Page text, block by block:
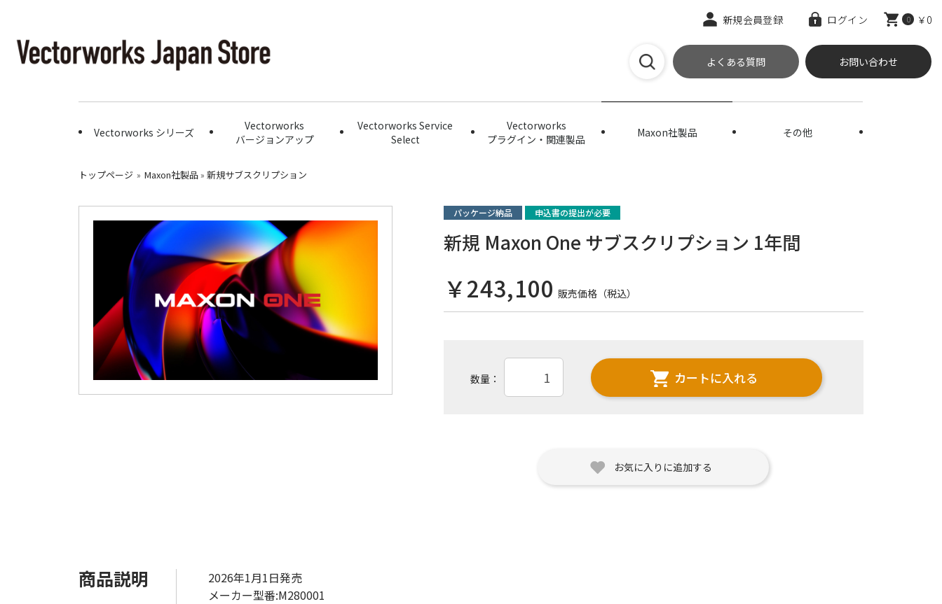
新規会員登録 ログイン 0 ￥0
よくある質問 お問い合わせ
Vectorworks シリーズ
Vectorworks
バージョンアップ
Vectorworks Service
Select
Vectorworks
プラグイン・関連製品
Maxon社製品 その他
トップページ » Maxon社製品» 新規サブスクリプション
パッケージ納品 申込書の提出が必要
新規 Maxon One サブスクリプション 1年間
￥243,100 販売価格（税込）
数量： カートに入れる
お気に入りに追加する
商品説明
2026年1月1日発売
メーカー型番:M280001